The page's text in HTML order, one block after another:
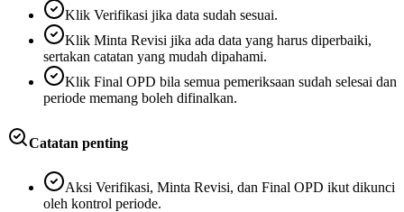
Klik Verifikasi jika data sudah sesuai.
Klik Minta Revisi jika ada data yang harus diperbaiki,
sertakan catatan yang mudah dipahami.
Klik Final OPD bila semua pemeriksaan sudah selesai dan
periode memang boleh difinalkan.
Catatan penting
Aksi Verifikasi, Minta Revisi, dan Final OPD ikut dikunci
oleh kontrol periode.